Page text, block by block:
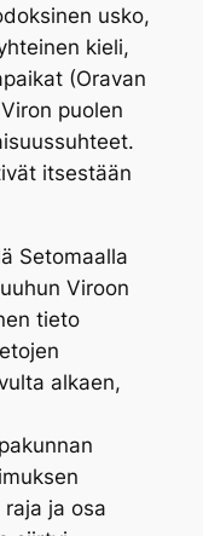
usko,
kieli,
(Oravan
puolen
itsestään
Setomaalla
Viroon
tieto
alkaen,
ja osa